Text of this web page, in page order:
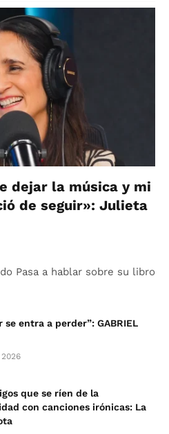
dejar la música y mi
de seguir»: Julieta
Pasa a hablar sobre su libro
se entra a perder”: GABRIEL
que se ríen de la
con canciones irónicas: La